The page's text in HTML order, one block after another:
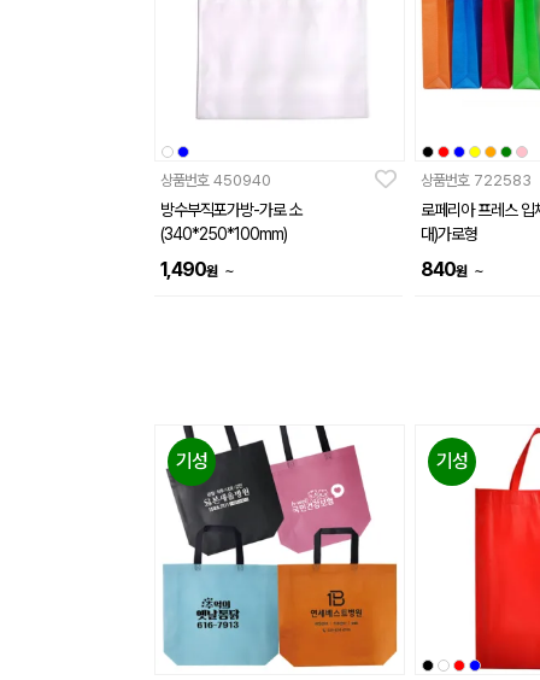
상품번호 450940
방수부직포가방-가로 소
(340*250*100mm)
1,490원 ~
상품번호 722583
로페리아 프레스
대)가로형
840원 ~
기성 기성